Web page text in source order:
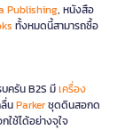
Publishing, หนังสือ
ทั้งหมดนี้สามารถซื้อ
ครัน B2S มีเครื่อง
นParkerชุดดินสอกด
ใช้ได้อย่างจุใจ